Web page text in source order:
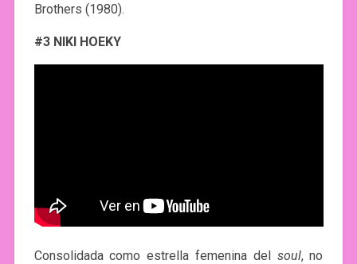
Brothers (1980).
#3 NIKI HOEKY
Consolidada como estrella femenina del soul, no